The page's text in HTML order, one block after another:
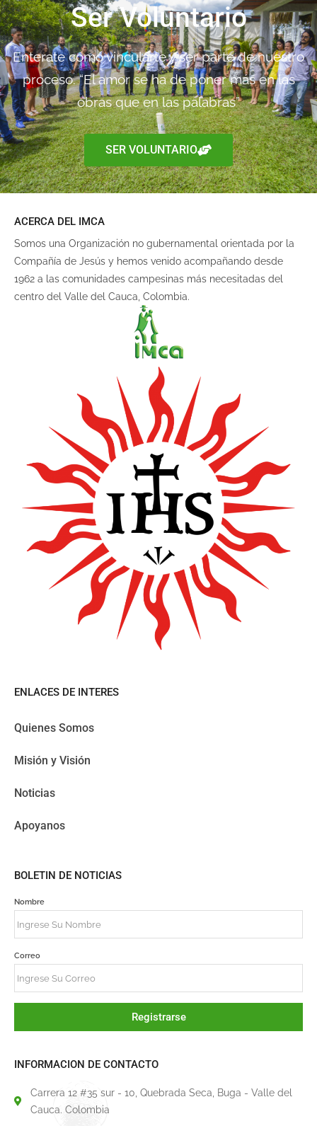
Ser Voluntario
Enterate como vincularte y ser parte de nuestro
proceso. “El amor se ha de poner más en las
obras que en las palabras”
SER VOLUNTARIO
ACERCA DEL IMCA
Somos una Organización no gubernamental orientada por la
Compañía de Jesús y hemos venido acompañando desde
1962 a las comunidades campesinas más necesitadas del
centro del Valle del Cauca, Colombia.
ENLACES DE INTERES
Quienes Somos
Misión y Visión
Noticias
Apoyanos
BOLETIN DE NOTICIAS
Nombre
Correo
Registrarse
INFORMACION DE CONTACTO
Carrera 12 #35 sur - 10, Quebrada Seca, Buga - Valle del
Cauca. Colombia